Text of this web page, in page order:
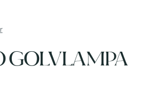
GOLVLAMPA